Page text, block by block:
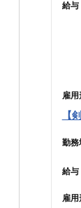
給与
雇用
【
勤務
給与
雇用